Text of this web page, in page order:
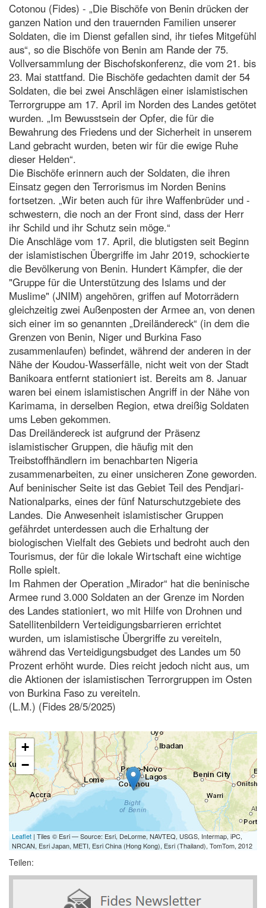
Cotonou (Fides) - „Die Bischöfe von Benin drücken der
ganzen Nation und den trauernden Familien unserer
Soldaten, die im Dienst gefallen sind, ihr tiefes Mitgefühl
aus“, so die Bischöfe von Benin am Rande der 75.
Vollversammlung der Bischofskonferenz, die vom 21. bis
23. Mai stattfand. Die Bischöfe gedachten damit der 54
Soldaten, die bei zwei Anschlägen einer islamistischen
Terrorgruppe am 17. April im Norden des Landes getötet
wurden. „Im Bewusstsein der Opfer, die für die
Bewahrung des Friedens und der Sicherheit in unserem
Land gebracht wurden, beten wir für die ewige Ruhe
dieser Helden“.
Die Bischöfe erinnern auch der Soldaten, die ihren
Einsatz gegen den Terrorismus im Norden Benins
fortsetzen. „Wir beten auch für ihre Waffenbrüder und -
schwestern, die noch an der Front sind, dass der Herr
ihr Schild und ihr Schutz sein möge.“
Die Anschläge vom 17. April, die blutigsten seit Beginn
der islamistischen Übergriffe im Jahr 2019, schockierte
die Bevölkerung von Benin. Hundert Kämpfer, die der
"Gruppe für die Unterstützung des Islams und der
Muslime" (JNIM) angehören, griffen auf Motorrädern
gleichzeitig zwei Außenposten der Armee an, von denen
sich einer im so genannten „Dreiländereck“ (in dem die
Grenzen von Benin, Niger und Burkina Faso
zusammenlaufen) befindet, während der anderen in der
Nähe der Koudou-Wasserfälle, nicht weit von der Stadt
Banikoara entfernt stationiert ist. Bereits am 8. Januar
waren bei einem islamistischen Angriff in der Nähe von
Karimama, in derselben Region, etwa dreißig Soldaten
ums Leben gekommen.
Das Dreiländereck ist aufgrund der Präsenz
islamistischer Gruppen, die häufig mit den
Treibstoffhändlern im benachbarten Nigeria
zusammenarbeiten, zu einer unsicheren Zone geworden.
Auf beninischer Seite ist das Gebiet Teil des Pendjari-
Nationalparks, eines der fünf Naturschutzgebiete des
Landes. Die Anwesenheit islamistischer Gruppen
gefährdet unterdessen auch die Erhaltung der
biologischen Vielfalt des Gebiets und bedroht auch den
Tourismus, der für die lokale Wirtschaft eine wichtige
Rolle spielt.
Im Rahmen der Operation „Mirador“ hat die beninische
Armee rund 3.000 Soldaten an der Grenze im Norden
des Landes stationiert, wo mit Hilfe von Drohnen und
Satellitenbildern Verteidigungsbarrieren errichtet
wurden, um islamistische Übergriffe zu vereiteln,
während das Verteidigungsbudget des Landes um 50
Prozent erhöht wurde. Dies reicht jedoch nicht aus, um
die Aktionen der islamistischen Terrorgruppen im Osten
von Burkina Faso zu vereiteln.
(L.M.) (Fides 28/5/2025)
+
−
Leaflet | Tiles © Esri — Source: Esri, DeLorme, NAVTEQ, USGS, Intermap, iPC,
NRCAN, Esri Japan, METI, Esri China (Hong Kong), Esri (Thailand), TomTom, 2012
Teilen: